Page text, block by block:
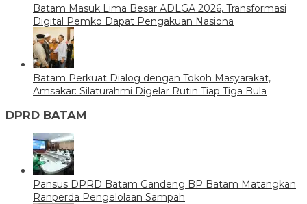
Batam Masuk Lima Besar ADLGA 2026, Transformasi
Digital Pemko Dapat Pengakuan Nasiona
Batam Perkuat Dialog dengan Tokoh Masyarakat,
Amsakar: Silaturahmi Digelar Rutin Tiap Tiga Bula
DPRD BATAM
Pansus DPRD Batam Gandeng BP Batam Matangkan
Ranperda Pengelolaan Sampah